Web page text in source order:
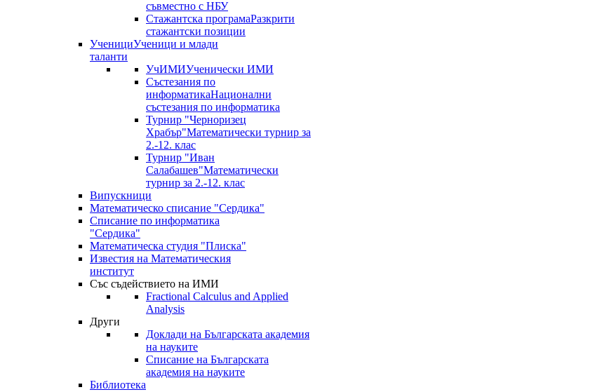
съвместно с НБУ
Стажантска програмаРазкрити
стажантски позиции
УченициУченици и млади
таланти
УчИМИУченически ИМИ
Състезания по
информатикаНационални
състезания по информатика
Турнир "Черноризец
Храбър"Математически турнир за
2.-12. клас
Турнир "Иван
Салабашев"Математически
турнир за 2.-12. клас
Випускници
Математическо списание "Сердика"
Списание по информатика
"Сердика"
Математическа студия "Плиска"
Известия на Математическия
институт
Със съдействието на ИМИ
Fractional Calculus and Applied
Analysis
Други
Доклади на Българската академия
на науките
Списание на Българската
академия на науките
Библиотека